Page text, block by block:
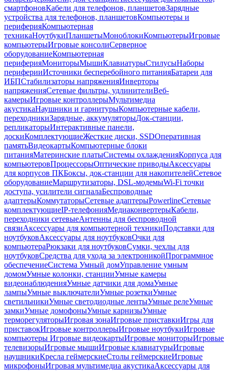
смартфоновКабели для телефонов, планшетовЗарядные
устройства для телефонов, планшетовКомпьютеры и
периферияКомпьютерная
техникаНоутбукиПланшетыМоноблокиКомпьютерыИгровые
компьютерыИгровые консолиСерверное
оборудованиеКомпьютерная
периферияМониторыМышиКлавиатурыСтилусыНаборы
периферииИсточники бесперебойного питанияБатареи для
ИБПСтабилизаторы напряженияИнверторы
напряженияСетевые фильтры, удлинителиВеб-
камерыИгровые контроллерыМультимедиа
акустикаНаушники и гарнитурыКомпьютерные кабели,
переходникиЗарядные, аккумуляторыДок-станции,
репликаторыИнтерактивные панели,
доскиКомплектующиеЖесткие диски, SSDОперативная
памятьВидеокартыКомпьютерные блоки
питанияМатеринские платыСистемы охлажденияКорпуса для
компьютеровПроцессорыОптические приводыАксессуары
для корпусов ПКБоксы, док-станции для накопителейСетевое
оборудованиеМаршрутизаторы, DSL-модемыWi-Fi точки
доступа, усилители сигналаБеспроводные
адаптерыКоммутаторыСетевые адаптерыPowerlineСетевые
комплектующиеIP-телефонияМедиаконвертерыКабели,
переходники сетевыеАнтенны для беспроводной
связиАксессуары для компьютерной техникиПодставки для
ноутбуковАксессуары для ноутбуковОчки для
компьютераРюкзаки для ноутбуковСумки, чехлы для
ноутбуковСредства для ухода за электроникойПрограммное
обеспечениеСистема Умный домУправление умным
домомУмные колонки, станцииУмные камеры
видеонаблюденияУмные датчики для домаУмные
лампыУмные выключателиУмные розеткиУмные
светильникиУмные светодиодные лентыУмные релеУмные
замкиУмные домофоныУмные карнизыУмные
терморегуляторыИгровая зонаИгровые приставкиИгры для
приставокИгровые контроллерыИгровые ноутбукиИгровые
компьютеры Игровые видеокартыИгровые мониторыИгровые
телевизорыИгровые мышиИгровые клавиатурыИгровые
наушникиКресла геймерскиеСтолы геймерскиеИгровые
микрофоныИгровая мультимедиа акустикаАксессуары для